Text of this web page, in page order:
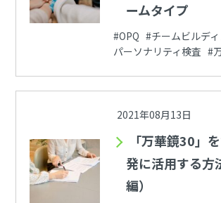
ームタイプ
#OPQ #チームビルデ
パーソナリティ検査 #
2021年08月13日
「万華鏡30」
発に活用する方
編）